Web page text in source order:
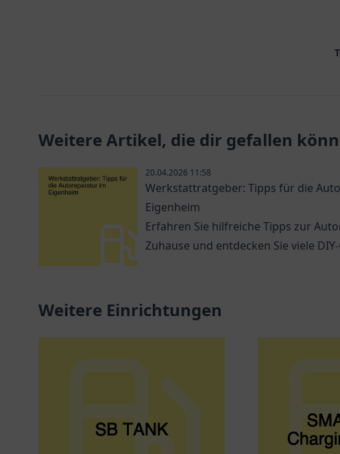
Weitere Artikel, die dir gefallen
20.04.2026 11:58
Werkstattratgeber: Tipps für die
Eigenheim
Erfahren Sie hilfreiche Tipps zur
Zuhause und entdecken Sie viele
Weitere Einrichtungen